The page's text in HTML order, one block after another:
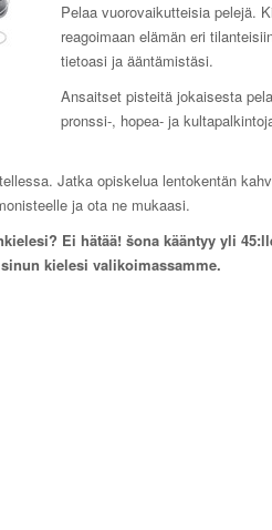
Pelaa vuorovaikutteisia pelejä.
reagoimaan elämän eri
tietoasi ja ääntämistäsi.
Ansaitset pisteitä jokaisesta
pronssi-, hopea- ja
Jatka opiskelua lentokentän
ja ota ne mukaasi.
Ei hätää! šona kääntyy yli
kielesi valikoimassamme.